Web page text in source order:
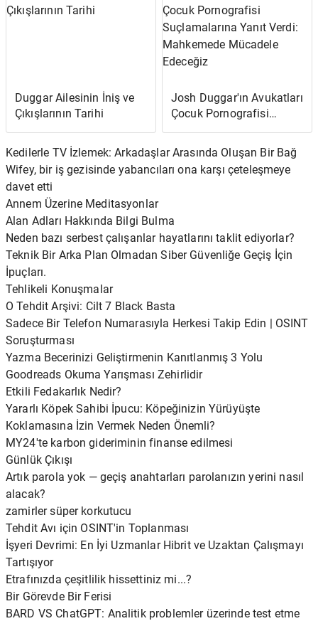
Duggar Ailesinin İniş ve
Çıkışlarının Tarihi
Josh Duggar'ın Avukatları
Çocuk Pornografisi
Suçlamalarına Yanıt
Verdi: Mahkemede
Mücadele Edeceğiz
Kedilerle TV İzlemek: Arkadaşlar Arasında Oluşan Bir Bağ
Wifey, bir iş gezisinde yabancıları ona karşı çeteleşmeye
davet etti
Annem Üzerine Meditasyonlar
Alan Adları Hakkında Bilgi Bulma
Neden bazı serbest çalışanlar hayatlarını taklit ediyorlar?
Teknik Bir Arka Plan Olmadan Siber Güvenliğe Geçiş İçin
İpuçları.
Tehlikeli Konuşmalar
O Tehdit Arşivi: Cilt 7 Black Basta
Sadece Bir Telefon Numarasıyla Herkesi Takip Edin | OSINT
Soruşturması
Yazma Becerinizi Geliştirmenin Kanıtlanmış 3 Yolu
Goodreads Okuma Yarışması Zehirlidir
Etkili Fedakarlık Nedir?
Yararlı Köpek Sahibi İpucu: Köpeğinizin Yürüyüşte
Koklamasına İzin Vermek Neden Önemli?
MY24'te karbon gideriminin finanse edilmesi
Günlük Çıkışı
Artık parola yok — geçiş anahtarları parolanızın yerini nasıl
alacak?
zamirler süper korkutucu
Tehdit Avı için OSINT'in Toplanması
İşyeri Devrimi: En İyi Uzmanlar Hibrit ve Uzaktan Çalışmayı
Tartışıyor
Etrafınızda çeşitlilik hissettiniz mi...?
Bir Görevde Bir Ferisi
BARD VS ChatGPT: Analitik problemler üzerinde test etme